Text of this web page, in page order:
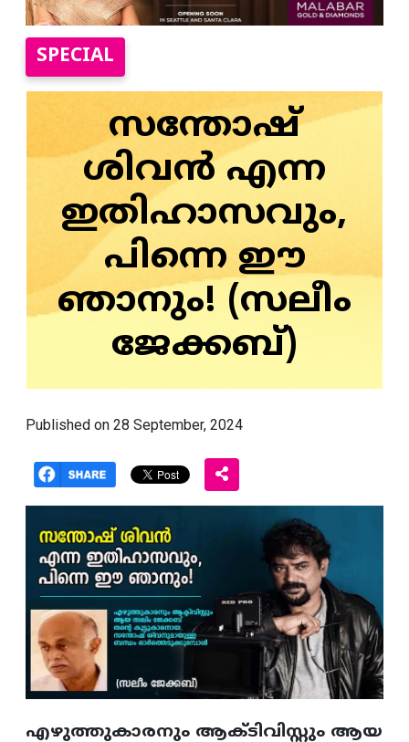
SPECIAL
സന്തോഷ്
ശിവൻ എന്ന
ഇതിഹാസവും,
പിന്നെ ഈ
ഞാനും! (സലീം
ജേക്കബ്)
Published on 28 September, 2024
എഴുത്തുകാരനും ആക്ടിവിസ്റ്റും ആയ